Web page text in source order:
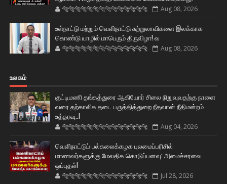
🐅🐅🐅🐅🐅🐅🐆🐆🐆🐆🐆🐆🐆🐆 Aug 08, 2026
உள்நாட்டு மற்றும் வெளிநாட்டு சுற்றுலாவிகளை இலக்காக
கொண்டு யாழில் மாபெரும் திருவிழா! வ
🐅🐅🐅🐅🐅🐅🐆🐆🐆🐆🐆🐆🐆🐆 Aug 08, 2026
உலகம்
குட்டிமணி தங்கத்துரை ஆகியோர் சிலை நிறுவுவதற்கு நாளை
வரை தற்காலிக தடை பருத்தித்துறை நீதவான் நீதிமன்றம்
உத்தரவு..!
🐅🐅🐅🐅🐅🐅🐆🐆🐆🐆🐆🐆🐆🐆 Aug 04, 2026
வெளிநாட்டுப் பல்கலைக்கழக புலமைப்பரிசில்
மாணவர்களுக்கு மேலதிக கொடுப்பனவு: அமைச்சரவை
ஒப்புதல்!
🐅🐅🐅🐅🐅🐅🐆🐆🐆🐆🐆🐆🐆🐆 Jul 28, 2026